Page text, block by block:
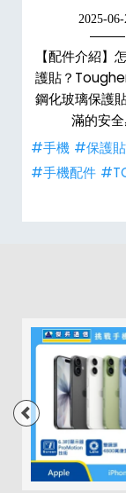
2025-
【配件介紹】
護貼？
鋼化玻璃保護
滿的安
#手機 #保護貼
#手機配件